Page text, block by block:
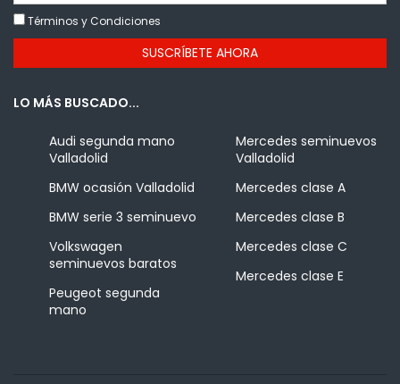
Términos y Condiciones
LO MÁS BUSCADO...
Audi segunda mano
Valladolid
BMW ocasión Valladolid
BMW serie 3 seminuevo
Volkswagen
seminuevos baratos
Peugeot segunda
mano
Mercedes seminuevos
Valladolid
Mercedes clase A
Mercedes clase B
Mercedes clase C
Mercedes clase E